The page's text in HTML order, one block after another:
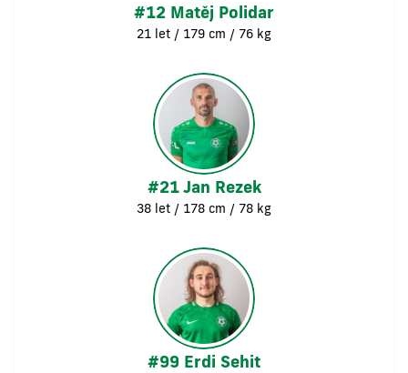
#12 Matěj Polidar
21 let / 179 cm / 76 kg
#21 Jan Rezek
38 let / 178 cm / 78 kg
#99 Erdi Sehit